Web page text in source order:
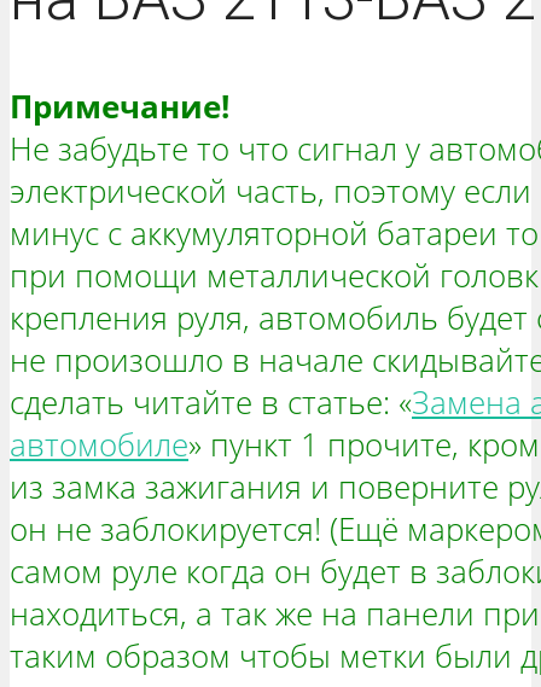
Примечание!
Не забудьте то что сигнал у
электрической часть, поэтому
минус с аккумуляторной батареи
при помощи металлической
крепления руля, автомобиль
не произошло в начале
сделать читайте в статье: «Замена
автомобиле» пункт 1 прочите,
из замка зажигания и поверните
он не заблокируется! (Ещё
самом руле когда он будет в
находиться, а так же на панели
таким образом чтобы метки были